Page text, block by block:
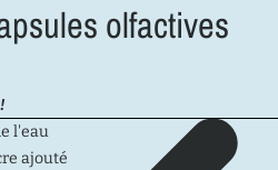
olfactives
l'eau
ajouté